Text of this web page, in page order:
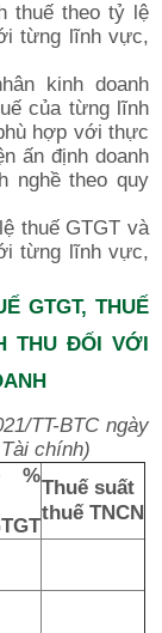
thuế theo tỷ lệ
từng lĩnh vực,
kinh doanh
của từng lĩnh
hợp với thực
ấn định doanh
nghề theo quy
thuế GTGT và
từng lĩnh vực,
GTGT, THUẾ
THU ĐỐI VỚI
TT-BTC ngày
chính)
%Thuế suất
thuế TNCN